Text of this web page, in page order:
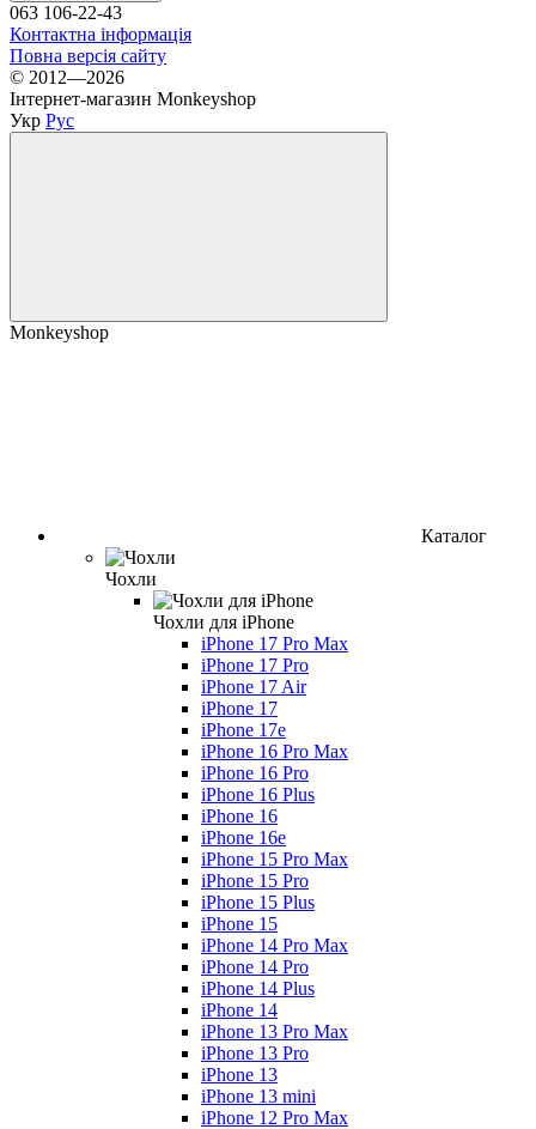
063 106-22-43
Контактна інформація
Повна версія сайту
© 2012—2026
Інтернет-магазин Monkeyshop
Укр Рус
Monkeyshop
Каталог
Чохли
Чохли для iPhone
iPhone 17 Pro Max
iPhone 17 Pro
iPhone 17 Air
iPhone 17
iPhone 17e
iPhone 16 Pro Max
iPhone 16 Pro
iPhone 16 Plus
iPhone 16
iPhone 16e
iPhone 15 Pro Max
iPhone 15 Pro
iPhone 15 Plus
iPhone 15
iPhone 14 Pro Max
iPhone 14 Pro
iPhone 14 Plus
iPhone 14
iPhone 13 Pro Max
iPhone 13 Pro
iPhone 13
iPhone 13 mini
iPhone 12 Pro Max